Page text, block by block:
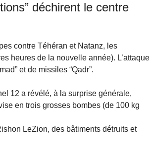
déchirent le centre
contre Téhéran et Natanz, les
heures de la nouvelle année). L’attaque
et de missiles “Qadr”.
12 a révélé, à la surprise générale,
en trois grosses bombes (de 100 kg
LeZion, des bâtiments détruits et